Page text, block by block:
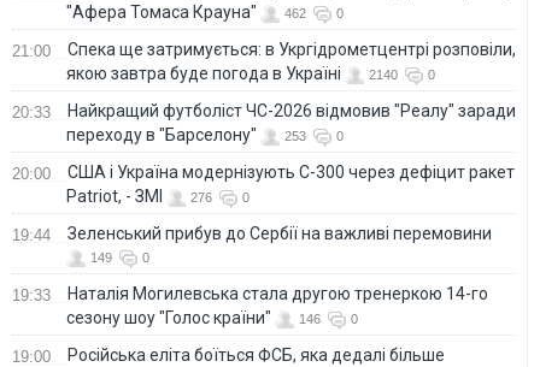
"Афера Томаса Крауна"
462 0
21:00
Спека ще затримується: в Укргідрометцентрі розповіли,
якою завтра буде погода в Україні
2140 0
20:33
Найкращий футболіст ЧС-2026 відмовив "Реалу" заради
переходу в "Барселону"
253 0
20:00
США і Україна модернізують С-300 через дефіцит ракет
Patriot, - ЗМІ
276 0
19:44 Зеленський прибув до Сербії на важливі перемовини
149 0
19:33
Наталія Могилевська стала другою тренеркою 14-го
сезону шоу "Голос країни"
146 0
19:00
Російська еліта боїться ФСБ, яка дедалі більше